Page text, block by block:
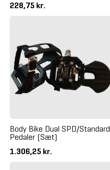
228,75 kr.
Body Bike Dual SPD/Standard
Pedaler (Sæt)
1.306,25 kr.